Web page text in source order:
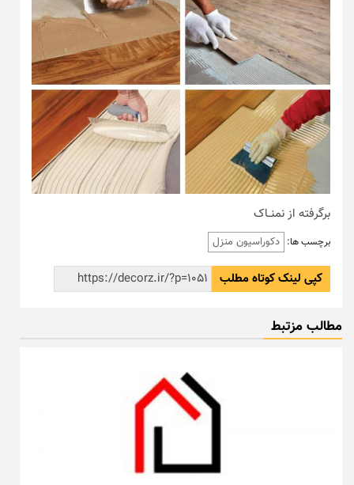
برگرفته از نمنــاک
برچسب ها: دکوراسیون منزل
کپی لینک کوتاه مطلب
مطالب مزتبط